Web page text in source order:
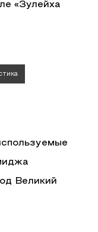
«Зулейха
Великий